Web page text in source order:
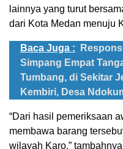
lainnya yang turut
dari Kota Medan menuju
Baca Juga :
Simpang Empat
Tumbang, di Sekitar
Kembiri, Desa
“Dari hasil pemeriksaan
membawa barang
wilayah Karo,”